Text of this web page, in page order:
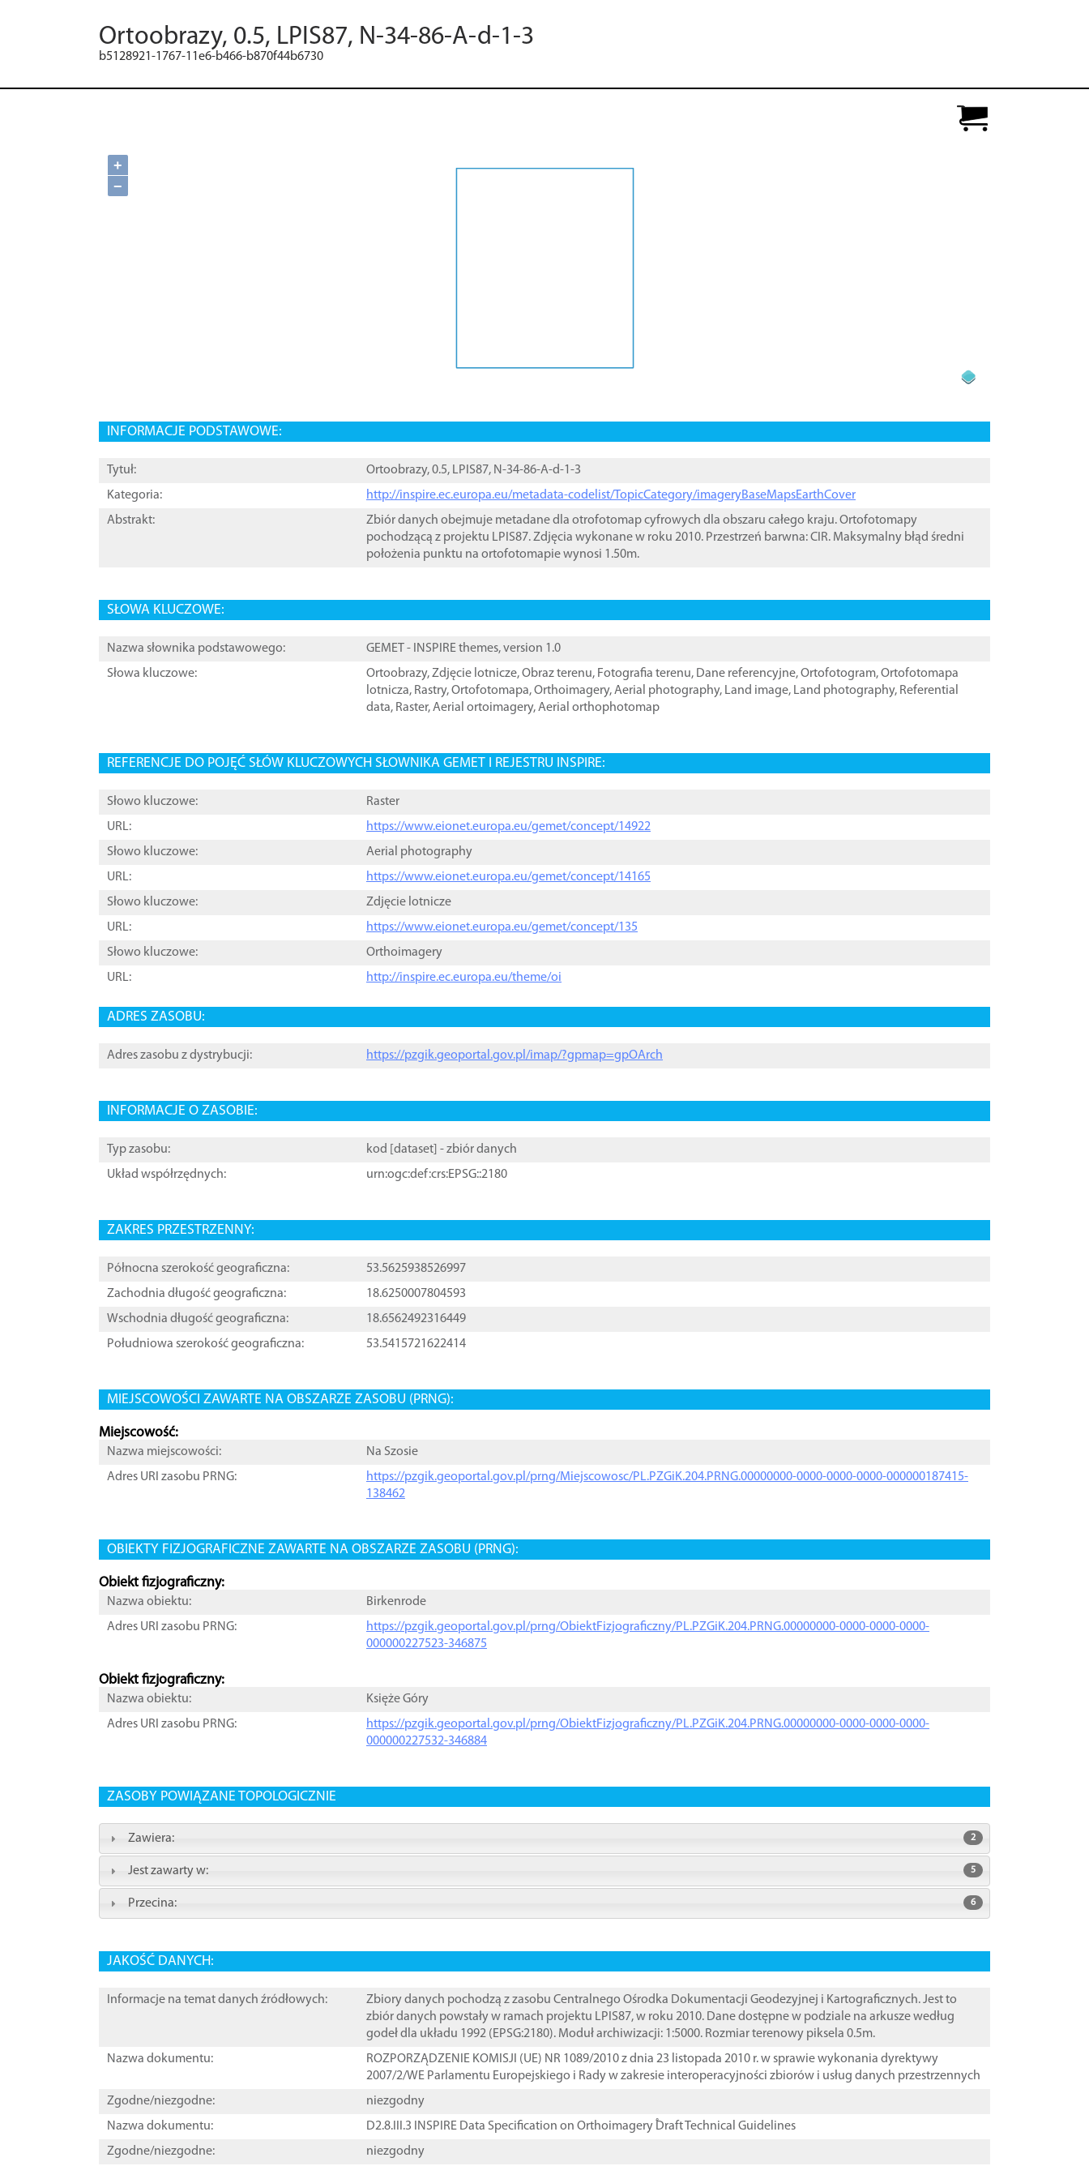
Ortoobrazy, 0.5, LPIS87, N-34-86-A-d-1-3
b5128921-1767-11e6-b466-b870f44b6730
+
−
INFORMACJE PODSTAWOWE:
Tytuł:
Ortoobrazy, 0.5, LPIS87, N-34-86-A-d-1-3
Kategoria:
http://inspire.ec.europa.eu/metadata-codelist/TopicCategory/imageryBaseMapsEarthCover
Abstrakt:
Zbiór danych obejmuje metadane dla otrofotomap cyfrowych dla obszaru całego kraju. Ortofotomapy
pochodzącą z projektu LPIS87. Zdjęcia wykonane w roku 2010. Przestrzeń barwna: CIR. Maksymalny błąd średni
położenia punktu na ortofotomapie wynosi 1.50m.
SŁOWA KLUCZOWE:
Nazwa słownika podstawowego:
GEMET - INSPIRE themes, version 1.0
Słowa kluczowe:
Ortoobrazy,Zdjęcie lotnicze,Obraz terenu, Fotografia terenu, Dane referencyjne,Ortofotogram,Ortofotomapa
lotnicza, Rastry,Ortofotomapa,Orthoimagery,Aerial photography, Land image, Land photography, Referential
data, Raster,Aerial ortoimagery,Aerial orthophotomap
REFERENCJE DO POJĘĆ SŁÓW KLUCZOWYCH SŁOWNIKA GEMET I REJESTRU INSPIRE:
Słowo kluczowe:
Raster
URL:
https://www.eionet.europa.eu/gemet/concept/14922
Słowo kluczowe:
Aerial photography
URL:
https://www.eionet.europa.eu/gemet/concept/14165
Słowo kluczowe:
Zdjęcie lotnicze
URL:
https://www.eionet.europa.eu/gemet/concept/135
Słowo kluczowe:
Orthoimagery
URL:
http://inspire.ec.europa.eu/theme/oi
ADRES ZASOBU:
Adres zasobu z dystrybucji: https://pzgik.geoportal.gov.pl/imap/?gpmap=gpOArch
INFORMACJE O ZASOBIE:
Typ zasobu: kod [ dataset ] - zbiór danych
Układ współrzędnych:
urn:ogc:def:crs:EPSG::2180
ZAKRES PRZESTRZENNY:
Północna szerokość geograficzna:
53.5625938526997
Zachodnia długość geograficzna:
18.6250007804593
Wschodnia długość geograficzna:
18.6562492316449
Południowa szerokość geograficzna:
53.5415721622414
MIEJSCOWOŚCI ZAWARTE NA OBSZARZE ZASOBU (PRNG):
Miejscowość:
Nazwa miejscowości:
Na Szosie
Adres URI zasobu PRNG:
https://pzgik.geoportal.gov.pl/prng/Miejscowosc/PL.PZGiK.204.PRNG.00000000-0000-0000-0000-000000187415-
138462
OBIEKTY FIZJOGRAFICZNE ZAWARTE NA OBSZARZE ZASOBU (PRNG):
Obiekt fizjograficzny:
Nazwa obiektu:
Birkenrode
Adres URI zasobu PRNG:
https://pzgik.geoportal.gov.pl/prng/ObiektFizjograficzny/PL.PZGiK.204.PRNG.00000000-0000-0000-0000-
000000227523-346875
Obiekt fizjograficzny:
Nazwa obiektu:
Księże Góry
Adres URI zasobu PRNG:
https://pzgik.geoportal.gov.pl/prng/ObiektFizjograficzny/PL.PZGiK.204.PRNG.00000000-0000-0000-0000-
000000227532-346884
ZASOBY POWIĄZANE TOPOLOGICZNIE
Zawiera: 2
Jest zawarty w: 5
Przecina: 6
JAKOŚĆ DANYCH:
Informacje na temat danych źródłowych:
Zbiory danych pochodzą z zasobu Centralnego Ośrodka Dokumentacji Geodezyjnej i Kartograficznych. Jest to
zbiór danych powstały w ramach projektu LPIS87, w roku 2010. Dane dostępne w podziale na arkusze według
godeł dla układu 1992 (EPSG:2180). Moduł archiwizacji: 1:5000. Rozmiar terenowy piksela 0.5m.
Nazwa dokumentu:
ROZPORZĄDZENIE KOMISJI (UE) NR 1089/2010 z dnia 23 listopada 2010 r. w sprawie wykonania dyrektywy
2007/2/WE Parlamentu Europejskiego i Rady w zakresie interoperacyjności zbiorów i usług danych przestrzennych
Zgodne/niezgodne:
niezgodny
Nazwa dokumentu:
D2.8.III.3 INSPIRE Data Specification on Orthoimagery ֠Draft Technical Guidelines
Zgodne/niezgodne:
niezgodny